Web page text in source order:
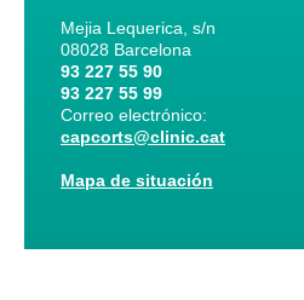
Mejia Lequerica, s/n
08028 Barcelona
93 227 55 90
93 227 55 99
Correo electrónico:
capcorts@clinic.cat
Mapa de situación